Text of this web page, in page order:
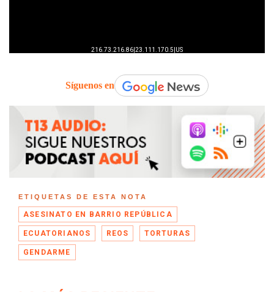
Síguenos en
ETIQUETAS DE ESTA NOTA
ASESINATO EN BARRIO REPÚBLICA
ECUATORIANOS REOS TORTURAS
GENDARME